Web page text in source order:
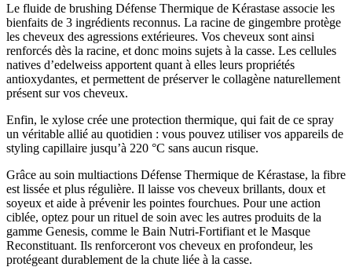
Le fluide de brushing Défense Thermique de Kérastase associe les
bienfaits de 3 ingrédients reconnus. La racine de gingembre protège
les cheveux des agressions extérieures. Vos cheveux sont ainsi
renforcés dès la racine, et donc moins sujets à la casse. Les cellules
natives d’edelweiss apportent quant à elles leurs propriétés
antioxydantes, et permettent de préserver le collagène naturellement
présent sur vos cheveux.
Enfin, le xylose crée une protection thermique, qui fait de ce spray
un véritable allié au quotidien : vous pouvez utiliser vos appareils de
styling capillaire jusqu’à 220 °C sans aucun risque.
Grâce au soin multiactions Défense Thermique de Kérastase, la fibre
est lissée et plus régulière. Il laisse vos cheveux brillants, doux et
soyeux et aide à prévenir les pointes fourchues. Pour une action
ciblée, optez pour un rituel de soin avec les autres produits de la
gamme Genesis, comme le Bain Nutri-Fortifiant et le Masque
Reconstituant. Ils renforceront vos cheveux en profondeur, les
protégeant durablement de la chute liée à la casse.